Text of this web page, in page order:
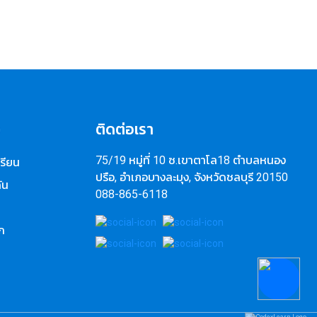
ยน
ติดต่อเรา
75/19 หมู่ที่ 10 ซ.เขาตาโล18 ตำบลหนอง
ปรือ, อำเภอบางละมุง, จังหวัดชลบุรี 20150
088-865-6118